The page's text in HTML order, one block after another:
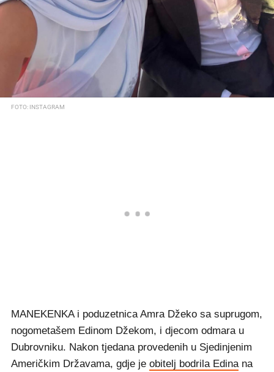
FOTO: INSTAGRAM
MANEKENKA i poduzetnica Amra Džeko sa suprugom,
nogometašem Edinom Džekom, i djecom odmara u
Dubrovniku. Nakon tjedana provedenih u Sjedinjenim
Američkim Državama, gdje je obitelj bodrila Edinana